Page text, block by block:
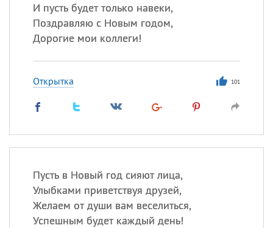
И пусть будет только навеки,
Поздравляю с Новым годом,
Дорогие мои коллеги!
Открытка 101
Пусть в Новый год сияют лица,
Улыбками приветствуя друзей,
Желаем от души вам веселиться,
Успешным будет каждый день!